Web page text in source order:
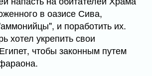
в оазисе Сива,
и поработить их.
хотел укрепить свои
чтобы законным путем